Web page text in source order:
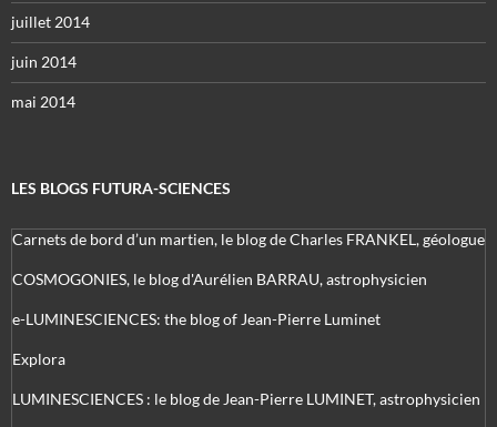
juillet 2014
juin 2014
mai 2014
LES BLOGS FUTURA-SCIENCES
Carnets de bord d’un martien, le blog de Charles FRANKEL, géologue
COSMOGONIES, le blog d'Aurélien BARRAU, astrophysicien
e-LUMINESCIENCES: the blog of Jean-Pierre Luminet
Explora
LUMINESCIENCES : le blog de Jean-Pierre LUMINET, astrophysicien